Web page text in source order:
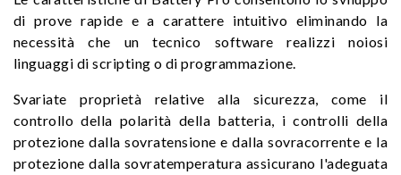
di prove rapide e a carattere intuitivo eliminando la
necessità che un tecnico software realizzi noiosi
linguaggi di scripting o di programmazione.
Svariate proprietà relative alla sicurezza, come il
controllo della polarità della batteria, i controlli della
protezione dalla sovratensione e dalla sovracorrente e la
protezione dalla sovratemperatura assicurano l'adeguata